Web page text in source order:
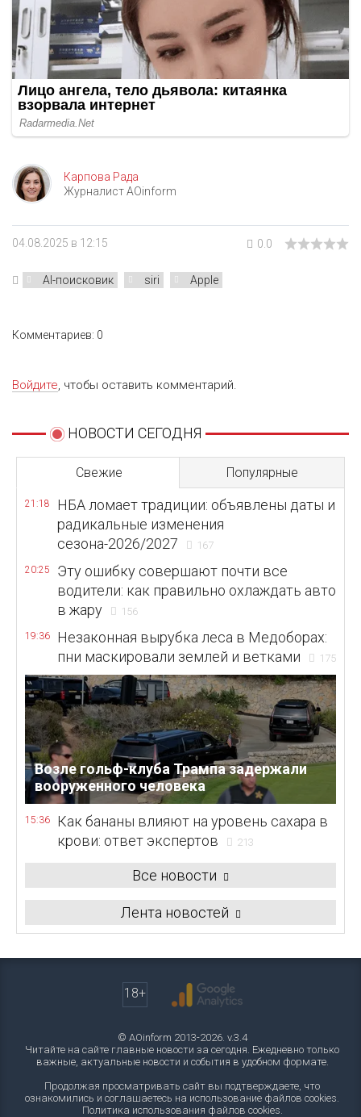
Карпова Рада
Журналист AOinform
04.08.2025 в 12:15 0.0
AI-поисковик siri Apple
Комментариев: 0
Войдите, чтобы оставить комментарий.
НОВОСТИ СЕГОДНЯ
Свежие Популярные
21:18
НБА ломает традиции: объявлены даты и
радикальные изменения
сезона-2026/2027
167
20:25
Эту ошибку совершают почти все
водители: как правильно охлаждать авто
в жару
156
19:36
Незаконная вырубка леса в Медоборах:
пни маскировали землей и ветками
175
Возле гольф-клуба Трампа задержали
вооруженного человека
15:36
Как бананы влияют на уровень сахара в
крови: ответ экспертов
213
Все новости
Лента новостей
18+
© AOinform 2013-2026. v.3.4
Читайте на сайте главные новости за сегодня. Ежедневно только
важные, актуальные новости и события в удобном формате.
Продолжая просматривать сайт вы подтверждаете, что
ознакомились и соглашаетесь на использование файлов cookies.
Политика использования файлов cookies.